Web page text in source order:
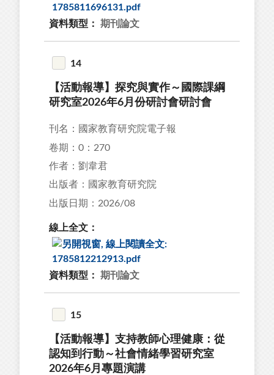
資料類型： 期刊論文
14
【活動報導】探究與實作～國際課綱
研究室2026年6月份研討會研討會
刊名：國家教育研究院電子報
卷期：0：270
作者：劉韋君
出版者：國家教育研究院
出版日期：2026/08
線上全文：
資料類型： 期刊論文
15
【活動報導】支持教師心理健康：從
認知到行動～社會情緒學習研究室
2026年6月專題演講